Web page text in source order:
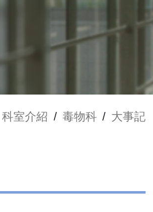
科室介紹 / 毒物科 / 大事記